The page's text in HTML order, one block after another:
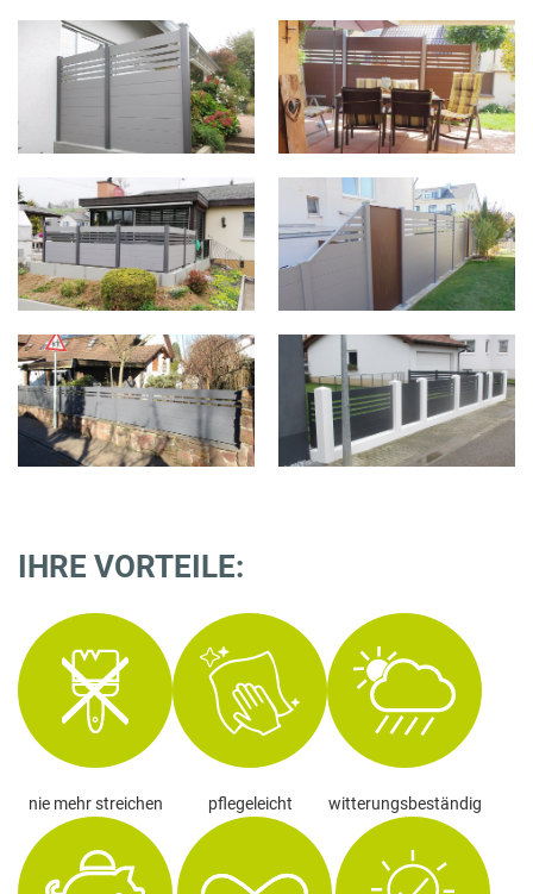
IHRE VORTEILE:
nie mehr streichen pflegeleicht witterungsbeständig